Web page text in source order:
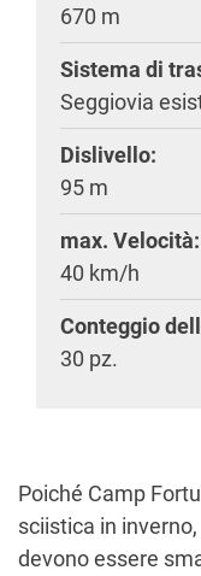
670 m
Sistema di
Seggiovia
Dislivello:
95 m
max. Velocità:
40 km/h
Conteggio
30 pz.
Poiché Camp
sciistica in
devono essere